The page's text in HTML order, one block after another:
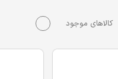
کالاهای موجود